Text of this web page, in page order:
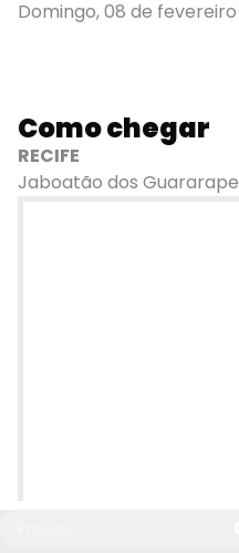
Domingo, 08 de fevereiro
Como chegar
RECIFE
Jaboatão dos